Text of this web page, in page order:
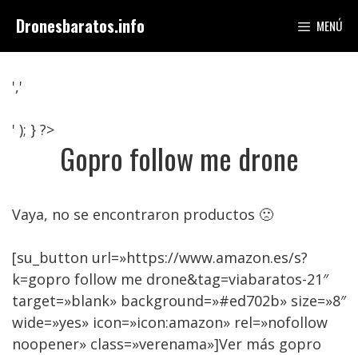
contenido
Dronesbaratos.info MENÚ
','
' ); } ?>
Gopro follow me drone
Vaya, no se encontraron productos 🙁
[su_button url=»https://www.amazon.es/s?
k=gopro follow me drone&tag=viabaratos-21″
target=»blank» background=»#ed702b» size=»8″
wide=»yes» icon=»icon:amazon» rel=»nofollow
noopener» class=»verenama»]Ver más gopro